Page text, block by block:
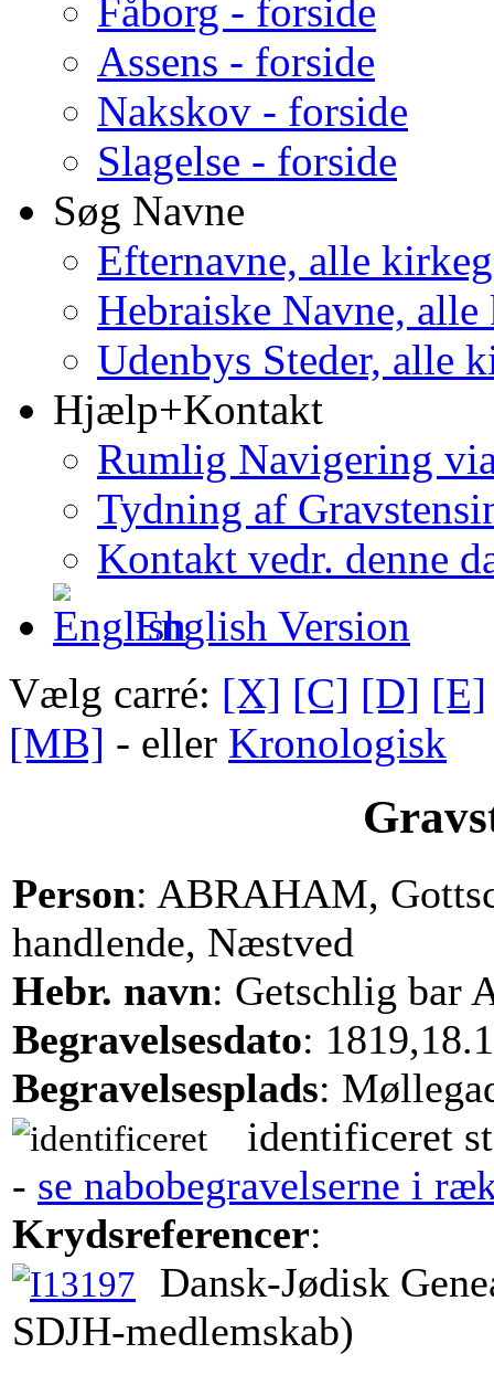
Fåborg - forside
Assens - forside
Nakskov - forside
Slagelse - forside
Søg Navne
Efternavne, alle
Hebraiske Navne,
Udenbys Steder, alle
Hjælp+Kontakt
Rumlig Navigering
Tydning af
Kontakt vedr. denne
English Version
Vælg carré: [X] [C] [D] [E]
[MB] - eller Kronologisk
Person: ABRAHAM,
handlende, Næstved
Hebr. navn: Getschlig bar
Begravelsesdato:
Begravelsesplads:
identificeret
- se nabobegravelserne i
Krydsreferencer:
Dansk-Jødisk
SDJH-medlemskab)